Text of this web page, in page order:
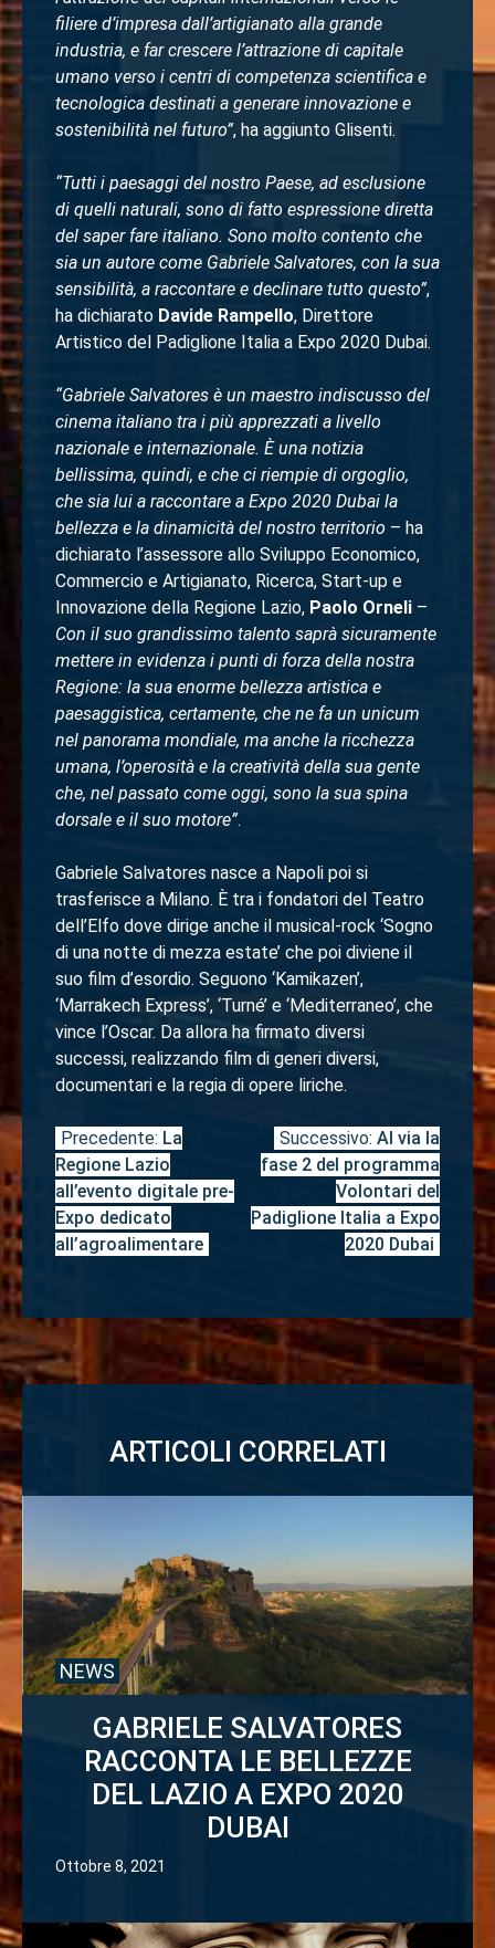
filiere d’impresa dall’artigianato alla grande
industria, e far crescere l’attrazione di capitale
umano verso i centri di competenza scientifica e
tecnologica destinati a generare innovazione e
sostenibilità nel futuro”, ha aggiunto Glisenti.
“Tutti i paesaggi del nostro Paese, ad esclusione
di quelli naturali, sono di fatto espressione diretta
del saper fare italiano. Sono molto contento che
sia un autore come Gabriele Salvatores, con la sua
sensibilità, a raccontare e declinare tutto questo”,
ha dichiarato Davide Rampello, Direttore
Artistico del Padiglione Italia a Expo 2020 Dubai.
“Gabriele Salvatores è un maestro indiscusso del
cinema italiano tra i più apprezzati a livello
nazionale e internazionale. È una notizia
bellissima, quindi, e che ci riempie di orgoglio,
che sia lui a raccontare a Expo 2020 Dubai la
bellezza e la dinamicità del nostro territorio – ha
dichiarato l’assessore allo Sviluppo Economico,
Commercio e Artigianato, Ricerca, Start-up e
Innovazione della Regione Lazio, Paolo Orneli –
Con il suo grandissimo talento saprà sicuramente
mettere in evidenza i punti di forza della nostra
Regione: la sua enorme bellezza artistica e
paesaggistica, certamente, che ne fa un unicum
nel panorama mondiale, ma anche la ricchezza
umana, l’operosità e la creatività della sua gente
che, nel passato come oggi, sono la sua spina
dorsale e il suo motore”.
Gabriele Salvatores nasce a Napoli poi si
trasferisce a Milano. È tra i fondatori del Teatro
dell’Elfo dove dirige anche il musical-rock ‘Sogno
di una notte di mezza estate’ che poi diviene il
suo film d’esordio. Seguono ‘Kamikazen’,
‘Marrakech Express’, ‘Turné’ e ‘Mediterraneo’, che
vince l’Oscar. Da allora ha firmato diversi
successi, realizzando film di generi diversi,
documentari e la regia di opere liriche.
Navigazione
articoli
Precedente: La
Regione Lazio
all’evento digitale pre-
Expo dedicato
all’agroalimentare
Successivo: Al via la
fase 2 del programma
Volontari del
Padiglione Italia a Expo
2020 Dubai
ARTICOLI CORRELATI
GABRIELE SALVATORES
RACCONTA LE BELLEZZE
DEL LAZIO A EXPO 2020
DUBAI
Ottobre 8, 2021
NEWS